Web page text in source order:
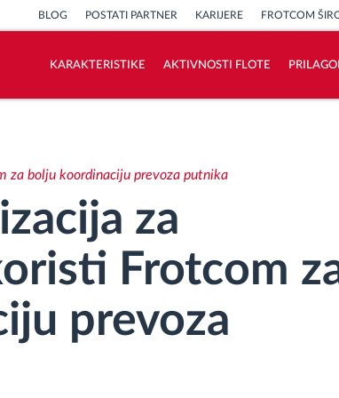
BLOG POSTATI PARTNER KARIJERE FROTCOM
KARAKTERISTIKE AKTIVNOSTI FLOTE
Kalkulator uštede
za bolju koordinaciju prevoza putnika
za
Frotcom
prevoza